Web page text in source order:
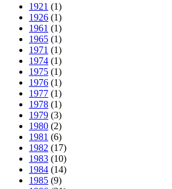
1921 (1)
1926 (1)
1961 (1)
1965 (1)
1971 (1)
1974 (1)
1975 (1)
1976 (1)
1977 (1)
1978 (1)
1979 (3)
1980 (2)
1981 (6)
1982 (17)
1983 (10)
1984 (14)
1985 (9)